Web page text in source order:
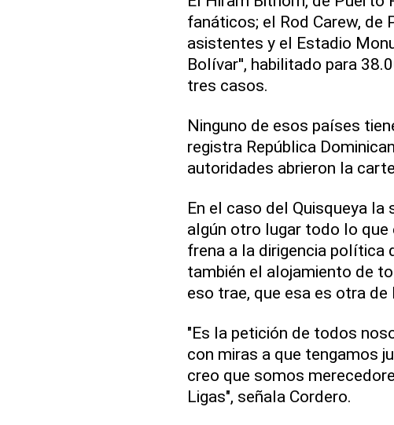
fanáticos; el Rod Carew, de
asistentes y el Estadio
Bolívar'', habilitado para
tres casos.
Ninguno de esos países
registra República
autoridades abrieron la
En el caso del Quisqueya la
algún otro lugar todo lo que
frena a la dirigencia política
también el alojamiento de
eso trae, que esa es otra
"Es la petición de todos
con miras a que tengamos
creo que somos
Ligas", señala Cordero.